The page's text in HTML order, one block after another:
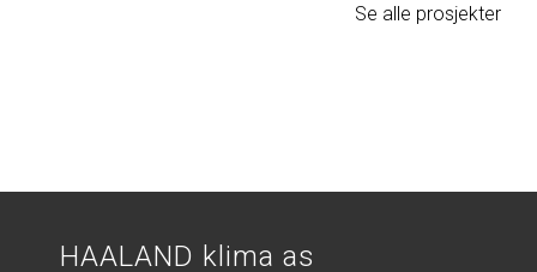
Se alle prosjekter
HAALAND klima as